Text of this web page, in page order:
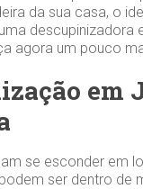
da sua casa, o
descupinizadora
agora um pouco
em
se esconder em
ser dentro de